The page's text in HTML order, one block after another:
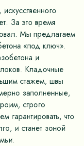
За это время
Мы предлагаем
«под ключ».
и
Кладочные
стажем, швы
заполненные,
строго
гарантировать, что
и станет зоной